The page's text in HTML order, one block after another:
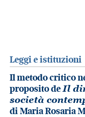
Leggi e istituzioni
Il metodo critico
proposito deIl
società
di Maria Rosaria